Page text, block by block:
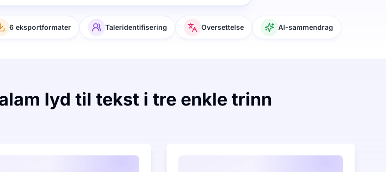
6 eksportformater Taleridentifisering Oversettelse AI-sammendrag
lyd til tekst i tre enkle trinn